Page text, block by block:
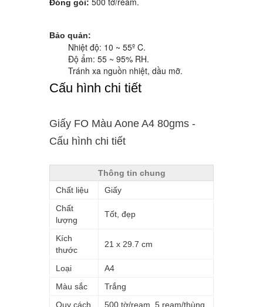
Đóng gói:
Bảo quản:
Nhiệt độ: 10 ~ 55º C.
Độ ẩm: 55 ~ 95% RH.
Tránh xa nguồn nhiệt, dầu mỡ.
Cấu hình chi tiết
Giấy FO Màu Aone A4 80gms -
Cấu hình chi tiết
Thông tin chung
Chất liệu
Giấy
Chất
lượng
Tốt, đẹp
Kích
thước
21 x 29.7 cm
Loại
A4
Màu sắc
Trắng
Quy cách
500 tờ/ream, 5 ream/thùng